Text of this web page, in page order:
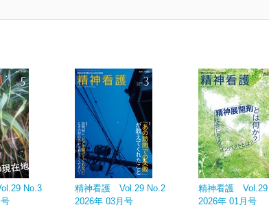
No.3
精神看護 Vol.29 No.2
2026年 03月号
精神看護 Vol.29
2026年 01月号